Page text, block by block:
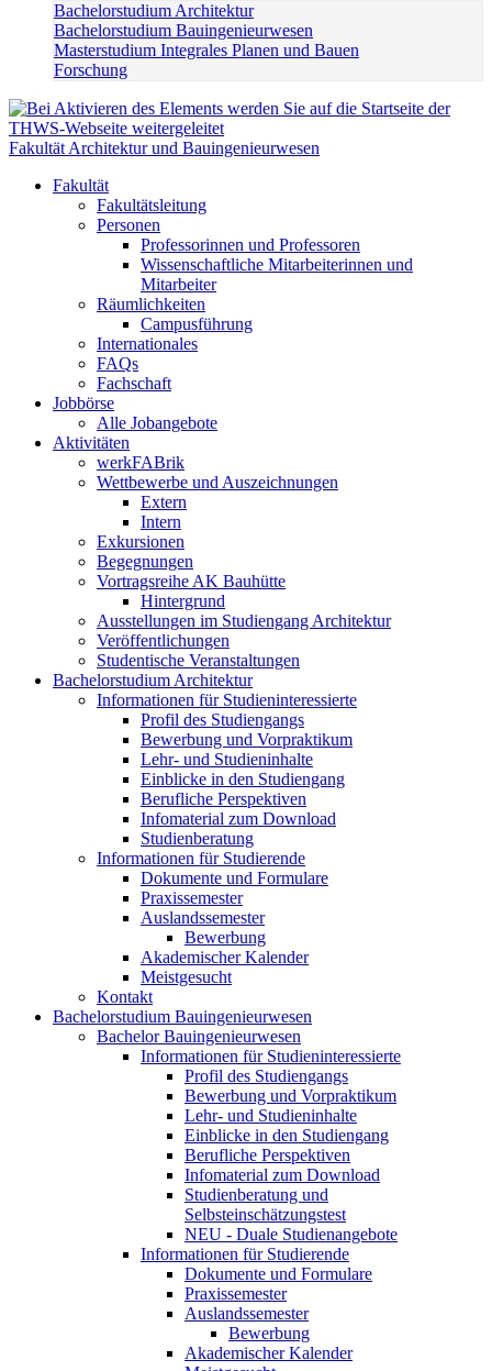
Bachelorstudium Architektur
Bachelorstudium Bauingenieurwesen
Masterstudium Integrales Planen und Bauen
Forschung
Fakultät Architektur und Bauingenieurwesen
Fakultät
Fakultätsleitung
Personen
Professorinnen und Professoren
Wissenschaftliche Mitarbeiterinnen und
Mitarbeiter
Räumlichkeiten
Campusführung
Internationales
FAQs
Fachschaft
Jobbörse
Alle Jobangebote
Aktivitäten
werkFABrik
Wettbewerbe und Auszeichnungen
Extern
Intern
Exkursionen
Begegnungen
Vortragsreihe AK Bauhütte
Hintergrund
Ausstellungen im Studiengang Architektur
Veröffentlichungen
Studentische Veranstaltungen
Bachelorstudium Architektur
Informationen für Studieninteressierte
Profil des Studiengangs
Bewerbung und Vorpraktikum
Lehr- und Studieninhalte
Einblicke in den Studiengang
Berufliche Perspektiven
Infomaterial zum Download
Studienberatung
Informationen für Studierende
Dokumente und Formulare
Praxissemester
Auslandssemester
Bewerbung
Akademischer Kalender
Meistgesucht
Kontakt
Bachelorstudium Bauingenieurwesen
Bachelor Bauingenieurwesen
Informationen für Studieninteressierte
Profil des Studiengangs
Bewerbung und Vorpraktikum
Lehr- und Studieninhalte
Einblicke in den Studiengang
Berufliche Perspektiven
Infomaterial zum Download
Studienberatung und
Selbsteinschätzungstest
NEU - Duale Studienangebote
Informationen für Studierende
Dokumente und Formulare
Praxissemester
Auslandssemester
Bewerbung
Akademischer Kalender